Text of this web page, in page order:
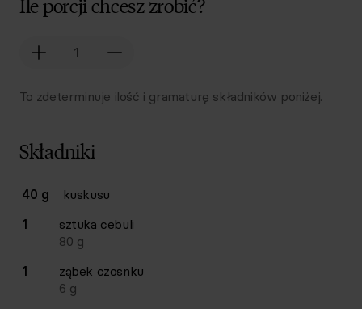
To zdeterminuje ilość i gramaturę składników poniżej.
Składniki
Lista składników przepisu z ilościami i wagami
Ilość Składnik
40 g
kuskusu
1
sztuka cebuli
80 g
1
ząbek czosnku
6 g